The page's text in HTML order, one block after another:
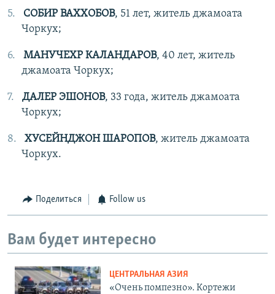
СОБИР ВАХХОБОВ, 51 лет, житель джамоата
Чоркух;
МАНУЧЕХР КАЛАНДАРОВ, 40 лет, житель
джамоата Чоркух;
ДАЛЕР ЭШОНОВ, 33 года, житель джамоата
Чоркух;
ХУСЕЙНДЖОН ШАРОПОВ, житель джамоата
Чоркух.
Поделиться Follow us
Вам будет интересно
ЦЕНТРАЛЬНАЯ АЗИЯ
«Очень помпезно». Кортежи